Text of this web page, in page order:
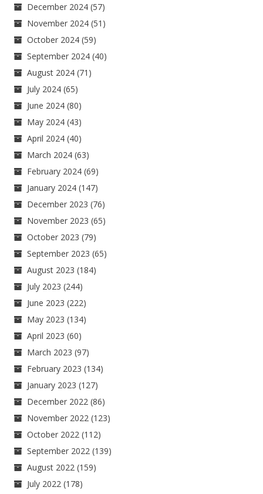
December 2024 (57)
November 2024 (51)
October 2024 (59)
September 2024 (40)
August 2024 (71)
July 2024 (65)
June 2024 (80)
May 2024 (43)
April 2024 (40)
March 2024 (63)
February 2024 (69)
January 2024 (147)
December 2023 (76)
November 2023 (65)
October 2023 (79)
September 2023 (65)
August 2023 (184)
July 2023 (244)
June 2023 (222)
May 2023 (134)
April 2023 (60)
March 2023 (97)
February 2023 (134)
January 2023 (127)
December 2022 (86)
November 2022 (123)
October 2022 (112)
September 2022 (139)
August 2022 (159)
July 2022 (178)